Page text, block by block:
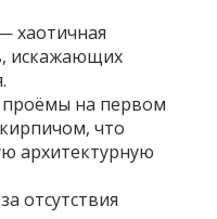
хаотичная
искажающих
на первом
что
архитектурную
отсутствия